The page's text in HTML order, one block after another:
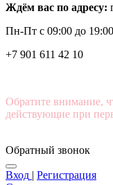
Ждём вас по адресу:
Пн-Пт с 09:00 до
+7 901 611 42 10
Обратите внимание,
действующие при
Обратный звонок
Вход | Регистрация